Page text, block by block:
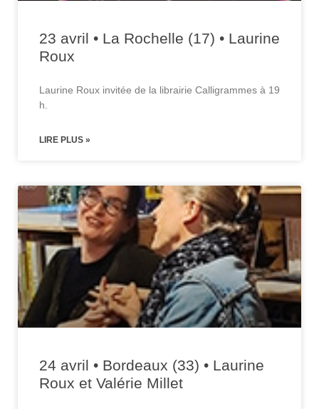
23 avril • La Rochelle (17) • Laurine
Roux
Laurine Roux invitée de la librairie Calligrammes à 19
h.
LIRE PLUS »
24 avril • Bordeaux (33) • Laurine
Roux et Valérie Millet